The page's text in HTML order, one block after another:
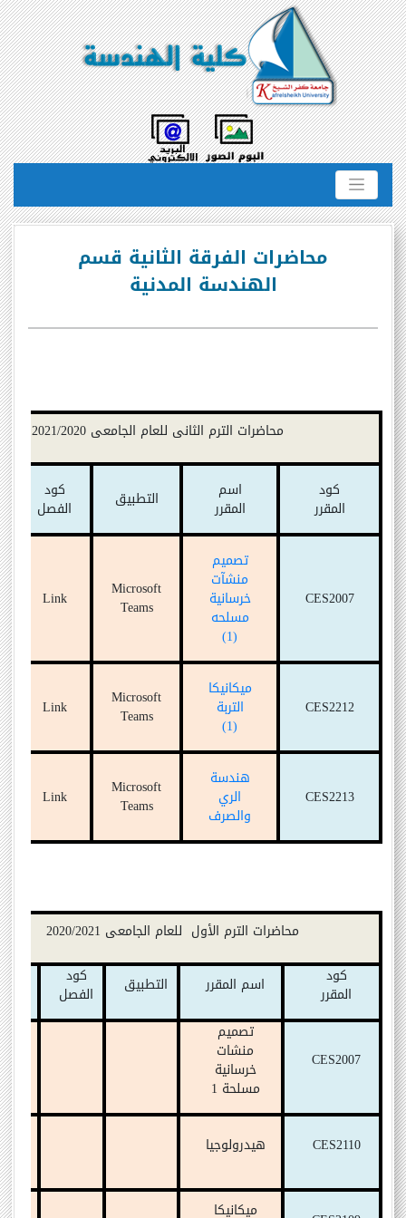
محاضرات الفرقة الثانية قسم
الهندسة المدنية
محاضرات الترم الثانى للعام الجامعى 2021/2020
كود
المقرر
اسم
المقرر التطبيق كود
الفصل
CES2007
تصميم
منشآت
خرسانية
مسلحه
(1)
Microsoft
Teams
Link
CES2212
ميكانيكا
التربة
(1)
Microsoft
Teams
Link
CES2213
هندسة
الري
والصرف
Microsoft
Teams
Link
محاضرات الترم الأول للعام الجامعى 2020/2021
كود
المقرر اسم المقرر التطبيق كود
الفصل
CES2007
تصميم
منشات
خرسانية
مسلحة 1
CES2110 ھيدرولوجيا
ميكانيكا د/